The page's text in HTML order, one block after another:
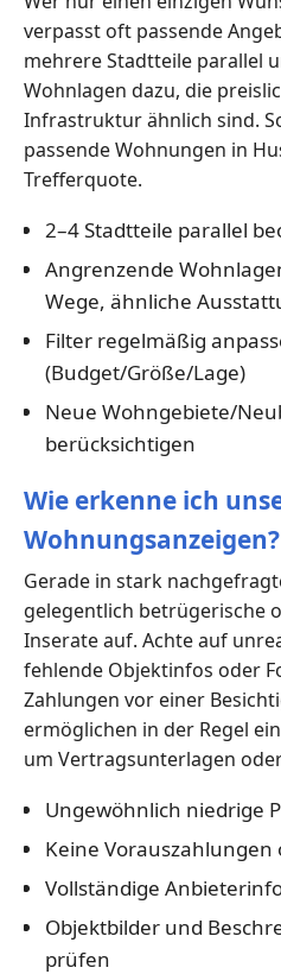
verpasst oft passende
mehrere Stadtteile parallel
Wohnlagen dazu, die
Infrastruktur ähnlich sind.
passende Wohnungen in
Trefferquote.
2–4 Stadtteile parallel
Angrenzende
Wege, ähnliche
Filter regelmäßig
(Budget/Größe/Lage)
Neue Wohngebiete/
berücksichtigen
Wie erkenne ich
Wohnungsanzeigen?
Gerade in stark
gelegentlich betrügerische
Inserate auf. Achte auf
fehlende Objektinfos oder
Zahlungen vor einer
ermöglichen in der Regel
um Vertragsunterlagen
Ungewöhnlich niedrige
Keine
Vollständige
Objektbilder und
prüfen